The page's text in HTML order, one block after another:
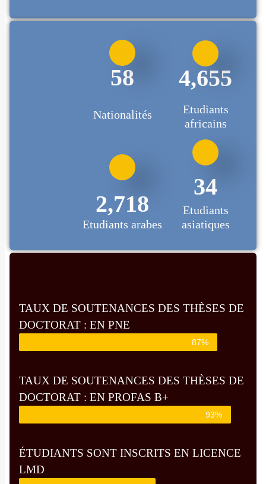
62
Nationalités
4,926
Etudiants
africains
2,888
Etudiants arabes
37
Etudiants
asiatiques
TAUX DE SOUTENANCES DES THÈSES DE
DOCTORAT : EN PNE
87%
TAUX DE SOUTENANCES DES THÈSES DE
DOCTORAT : EN PROFAS B+
93%
ÉTUDIANTS SONT INSCRITS EN LICENCE
LMD